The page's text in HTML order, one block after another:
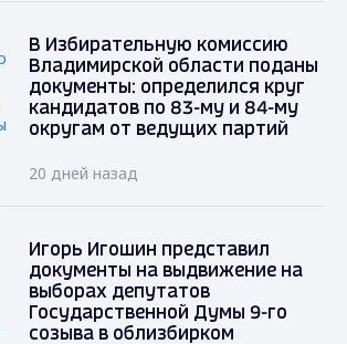
В Избирательную комиссию
Владимирской области поданы
документы: определился круг
кандидатов по 83-му и 84-му
округам от ведущих партий
20 дней назад
Игорь Игошин представил
документы на выдвижение на
выборах депутатов
Государственной Думы 9-го
созыва в облизбирком